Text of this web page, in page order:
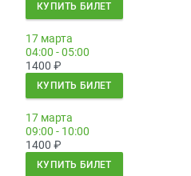
КУПИТЬ БИЛЕТ
17 марта
04:00 - 05:00
1400 ₽
КУПИТЬ БИЛЕТ
17 марта
09:00 - 10:00
1400 ₽
КУПИТЬ БИЛЕТ